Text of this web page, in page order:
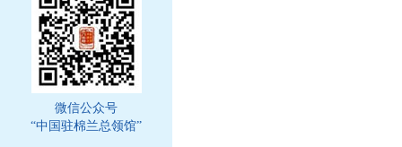
微信公众号
“中国驻棉兰总领馆”